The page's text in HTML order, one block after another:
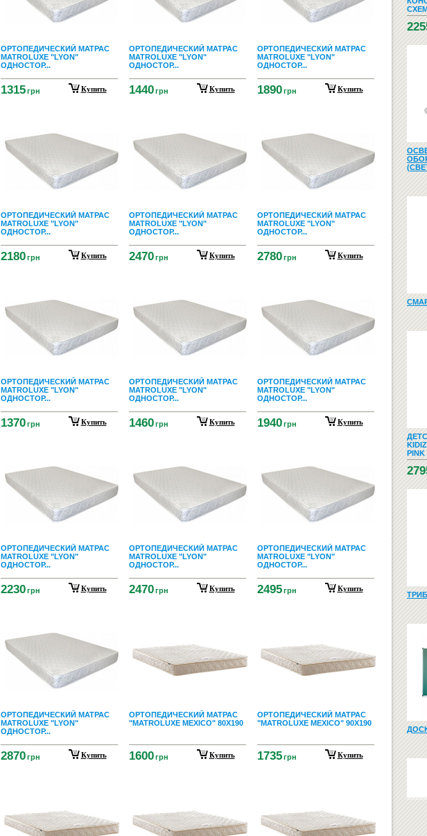
ОРТОПЕДИЧЕСКИЙ МАТРАС
MATROLUXE "LYON"
ОДНОСТОР...
1315 грн Купить
ОРТОПЕДИЧЕСКИЙ МАТРАС
MATROLUXE "LYON"
ОДНОСТОР...
1440 грн Купить
ОРТОПЕДИЧЕСКИЙ МАТРАС
MATROLUXE "LYON"
ОДНОСТОР...
1890 грн Купить
ОРТОПЕДИЧЕСКИЙ МАТРАС
MATROLUXE "LYON"
ОДНОСТОР...
2180 грн Купить
ОРТОПЕДИЧЕСКИЙ МАТРАС
MATROLUXE "LYON"
ОДНОСТОР...
2470 грн Купить
ОРТОПЕДИЧЕСКИЙ МАТРАС
MATROLUXE "LYON"
ОДНОСТОР...
2780 грн Купить
ОРТОПЕДИЧЕСКИЙ МАТРАС
MATROLUXE "LYON"
ОДНОСТОР...
1370 грн Купить
ОРТОПЕДИЧЕСКИЙ МАТРАС
MATROLUXE "LYON"
ОДНОСТОР...
1460 грн Купить
ОРТОПЕДИЧЕСКИЙ МАТРАС
MATROLUXE "LYON"
ОДНОСТОР...
1940 грн Купить
ОРТОПЕДИЧЕСКИЙ МАТРАС
MATROLUXE "LYON"
ОДНОСТОР...
2230 грн Купить
ОРТОПЕДИЧЕСКИЙ МАТРАС
MATROLUXE "LYON"
ОДНОСТОР...
2470 грн Купить
ОРТОПЕДИЧЕСКИЙ МАТРАС
MATROLUXE "LYON"
ОДНОСТОР...
2495 грн Купить
ОРТОПЕДИЧЕСКИЙ МАТРАС
MATROLUXE "LYON"
ОДНОСТОР...
2870 грн Купить
ОРТОПЕДИЧЕСКИЙ МАТРАС
"MATROLUXE MEXICO" 80X190
1600 грн Купить
ОРТОПЕДИЧЕСКИЙ МАТРАС
"MATROLUXE MEXICO" 90X190
1735 грн Купить
PINK